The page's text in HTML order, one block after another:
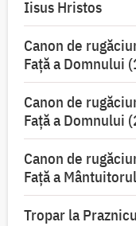
Iisus Hristos
Canon de
Faţă a Domnului
Canon de
Faţă a Domnului
Canon de
Față a
Tropar la